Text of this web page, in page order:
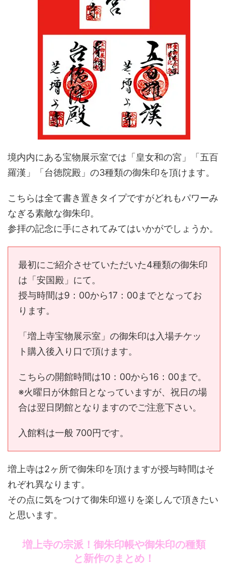
境内内にある宝物展示室では「皇女和の宮」「五百
羅漢」「台徳院殿」の3種類の御朱印を頂けます。
こちらは全て書き置きタイプですがどれもパワーみ
なぎる素敵な御朱印。
参拝の記念に手にされてみてはいかがでしょうか。
最初にご紹介させていただいた4種類の御朱印
は「安国殿」にて。
授与時間は9：00から17：00までとなってお
ります。
「増上寺宝物展示室」の御朱印は入場チケッ
ト購入後入り口で頂けます。
こちらの開館時間は10：00から16：00まで。
※火曜日が休館日となっていますが、祝日の場
合は翌日閉館となりますのでご注意下さい。
入館料は一般 700円です。
増上寺は2ヶ所で御朱印を頂けますが授与時間はそ
れぞれ異なります。
その点に気をつけて御朱印巡りを楽しんで頂きたい
と思います。
増上寺の宗派！御朱印帳や御朱印の種類
と新作のまとめ！